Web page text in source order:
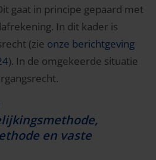
gaat in principe gepaard met
In dit kader is
(zie onze berichtgeving
). In de omgekeerde situatie
en vaste